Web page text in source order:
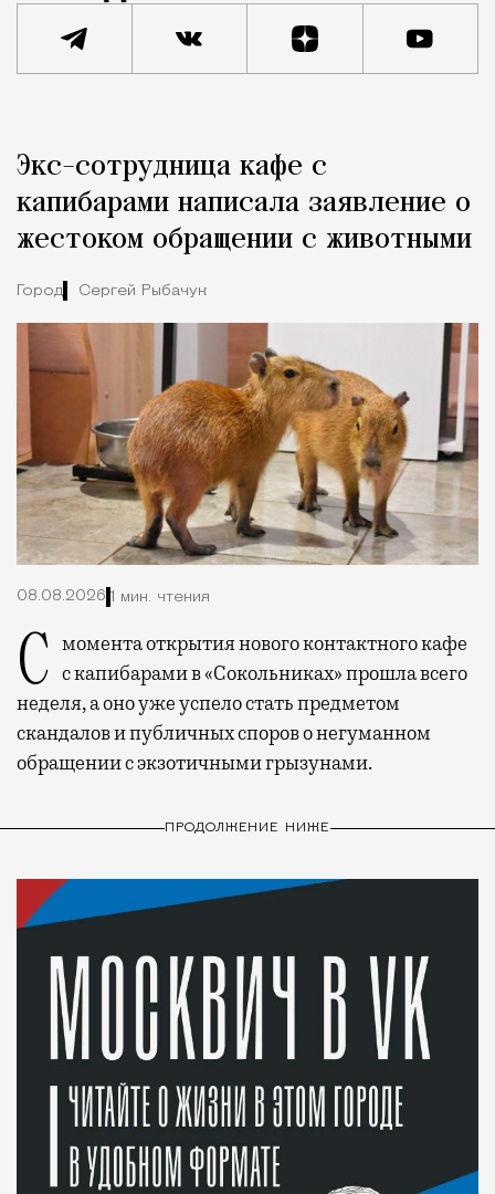
Город
Экс-сотрудница кафе с
капибарами написала заявление о
жестоком обращении с животными
Город Сергей Рыбачук
08.08.2026 1 мин. чтения
С момента открытия нового контактного кафе с капибарами в «Сокольниках» прошла всего
неделя, а оно уже успело стать предметом
скандалов и публичных споров о негуманном
обращении с экзотичными грызунами.
ПРОДОЛЖЕНИЕ НИЖЕ